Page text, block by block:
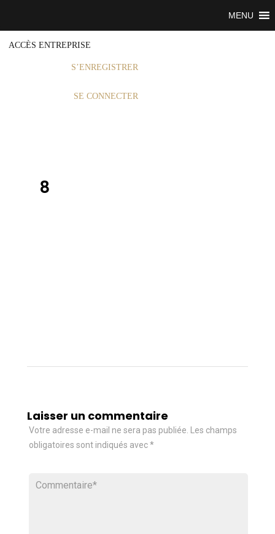
ACCÈS ENTREPRISE
S’ENREGISTRER
SE CONNECTER
MENU
8
Laisser un commentaire
Votre adresse e-mail ne sera pas publiée.
Les champs
obligatoires sont indiqués avec*